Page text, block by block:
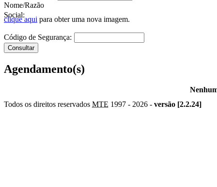
Nome/Razão
Social:
clique aqui para obter uma nova imagem.
Código de Segurança:
Agendamento(s)
Todos os direitos reservados MTE 1997 - 2026 - versão [2.2.24]